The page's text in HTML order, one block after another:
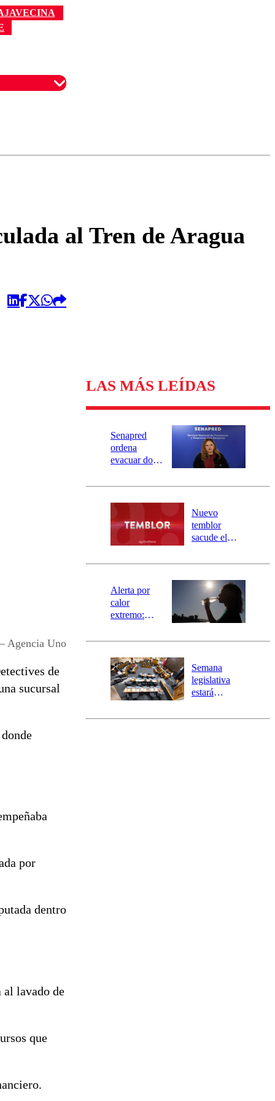
al Tren de Aragua
Agencia Uno
de
sucursal
por
dentro
al lavado de
que
LAS MÁS LEÍDAS
Senapred
ordena
evacuar dos
Carahue por
río Damas:
activa
mensajería
SAE
Nuevo
temblor
sacude el
revisa la
epicentro
Alerta por
calor
extremo:
activa Alerta
Preventiva en
tres comunas
Semana
legislativa
estará
el fin de la